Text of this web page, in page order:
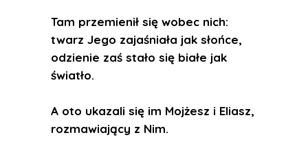
Tam przemienił się wobec nich:
twarz Jego zajaśniała jak słońce,
odzienie zaś stało się białe jak
światło.
A oto ukazali się im Mojżesz i Eliasz,
rozmawiający z Nim.